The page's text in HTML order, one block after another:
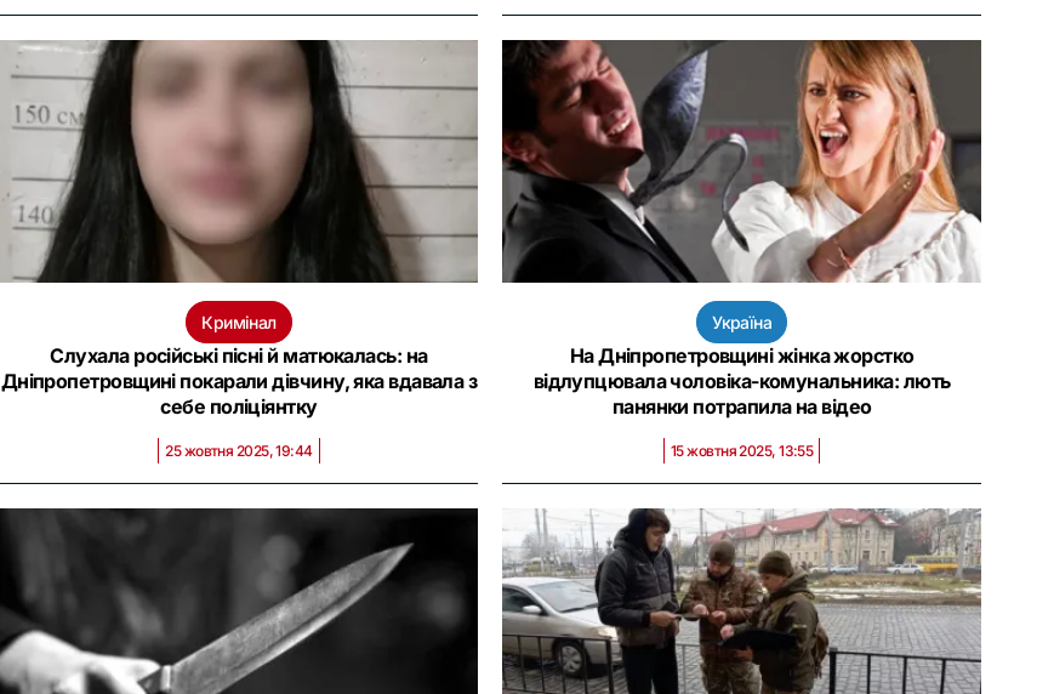
Кримінал
Слухала російські пісні й матюкалась: на
Дніпропетровщині покарали дівчину, яка вдавала з
себе поліціянтку
25 жовтня 2025, 19:44
Україна
На Дніпропетровщині жінка жорстко
відлупцювала чоловіка-комунальника: лють
панянки потрапила на відео
15 жовтня 2025, 13:55